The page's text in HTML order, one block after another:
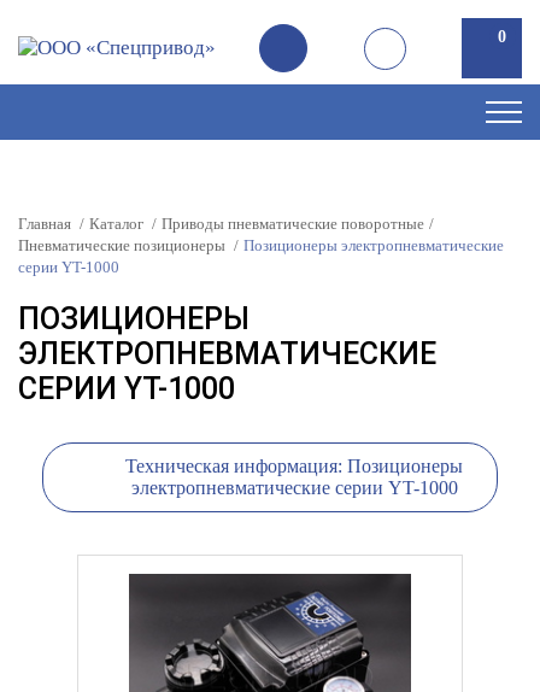
0
Главная Каталог
Приводы пневматические поворотные
Пневматические позиционеры
Позиционеры электропневматические
серии YT-1000
ПОЗИЦИОНЕРЫ
ЭЛЕКТРОПНЕВМАТИЧЕСКИЕ
СЕРИИ YT-1000
Техническая информация: Позиционеры
электропневматические серии YT-1000